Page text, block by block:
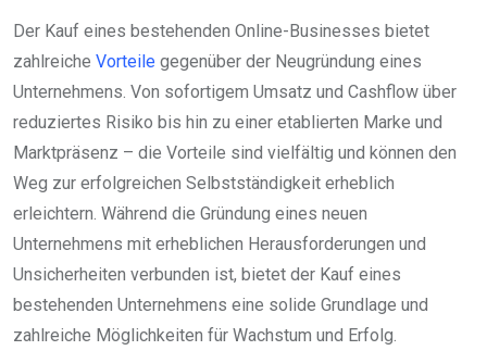
Der Kauf eines bestehenden Online-Businesses bietet
zahlreiche Vorteile gegenüber der Neugründung eines
Unternehmens. Von sofortigem Umsatz und Cashflow über
reduziertes Risiko bis hin zu einer etablierten Marke und
Marktpräsenz – die Vorteile sind vielfältig und können den
Weg zur erfolgreichen Selbstständigkeit erheblich
erleichtern. Während die Gründung eines neuen
Unternehmens mit erheblichen Herausforderungen und
Unsicherheiten verbunden ist, bietet der Kauf eines
bestehenden Unternehmens eine solide Grundlage und
zahlreiche Möglichkeiten für Wachstum und Erfolg.